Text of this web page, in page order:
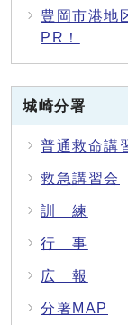
豊岡市港地
PR！
城崎分署
普通救命講
救急講習会
訓 練
行 事
広 報
分署MAP